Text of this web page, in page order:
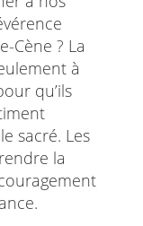
Cène ? La
à
qu’ils
sacré. Les
la